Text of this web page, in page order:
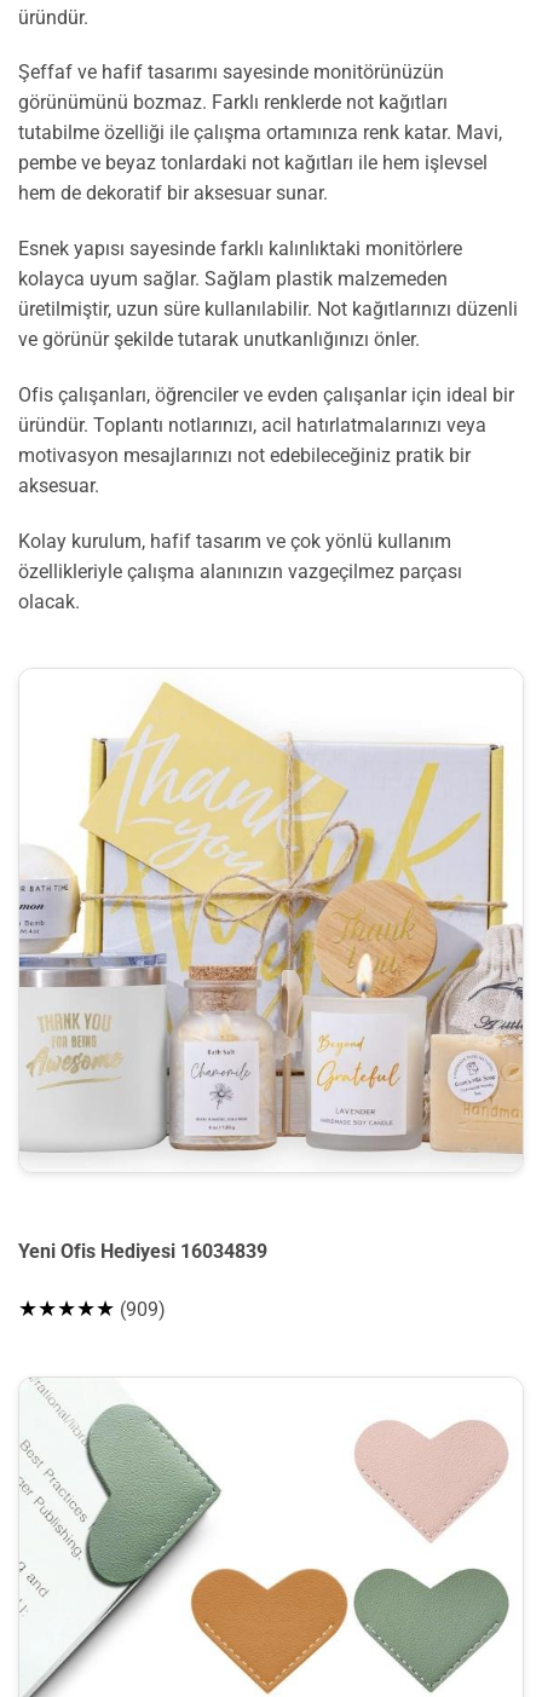
üründür.
Şeffaf ve hafif tasarımı sayesinde monitörünüzün
görünümünü bozmaz. Farklı renklerde not kağıtları
tutabilme özelliği ile çalışma ortamınıza renk katar. Mavi,
pembe ve beyaz tonlardaki not kağıtları ile hem işlevsel
hem de dekoratif bir aksesuar sunar.
Esnek yapısı sayesinde farklı kalınlıktaki monitörlere
kolayca uyum sağlar. Sağlam plastik malzemeden
üretilmiştir, uzun süre kullanılabilir. Not kağıtlarınızı düzenli
ve görünür şekilde tutarak unutkanlığınızı önler.
Ofis çalışanları, öğrenciler ve evden çalışanlar için ideal bir
üründür. Toplantı notlarınızı, acil hatırlatmalarınızı veya
motivasyon mesajlarınızı not edebileceğiniz pratik bir
aksesuar.
Kolay kurulum, hafif tasarım ve çok yönlü kullanım
özellikleriyle çalışma alanınızın vazgeçilmez parçası
olacak.
Yeni Ofis Hediyesi 16034839
★★★★★ (909)